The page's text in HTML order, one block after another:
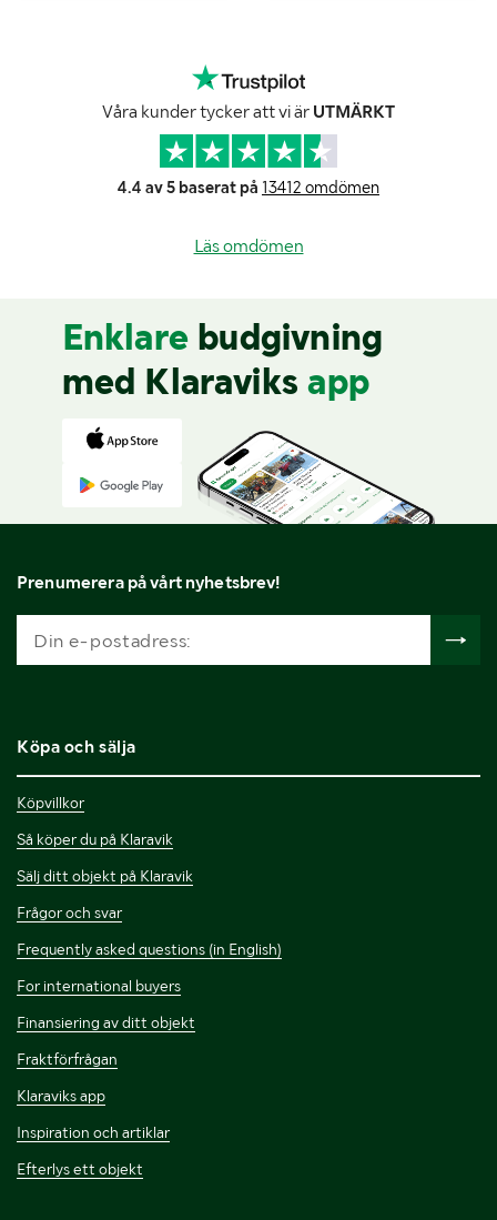
Våra kunder tycker att vi är UTMÄRKT
4.4 av 5 baserat på 13412 omdömen
Läs omdömen
Enklare budgivning
med Klaraviks app
Prenumerera på vårt nyhetsbrev!
Köpa och sälja
Köpvillkor
Så köper du på Klaravik
Sälj ditt objekt på Klaravik
Frågor och svar
Frequently asked questions (in English)
For international buyers
Finansiering av ditt objekt
Fraktförfrågan
Klaraviks app
Inspiration och artiklar
Efterlys ett objekt